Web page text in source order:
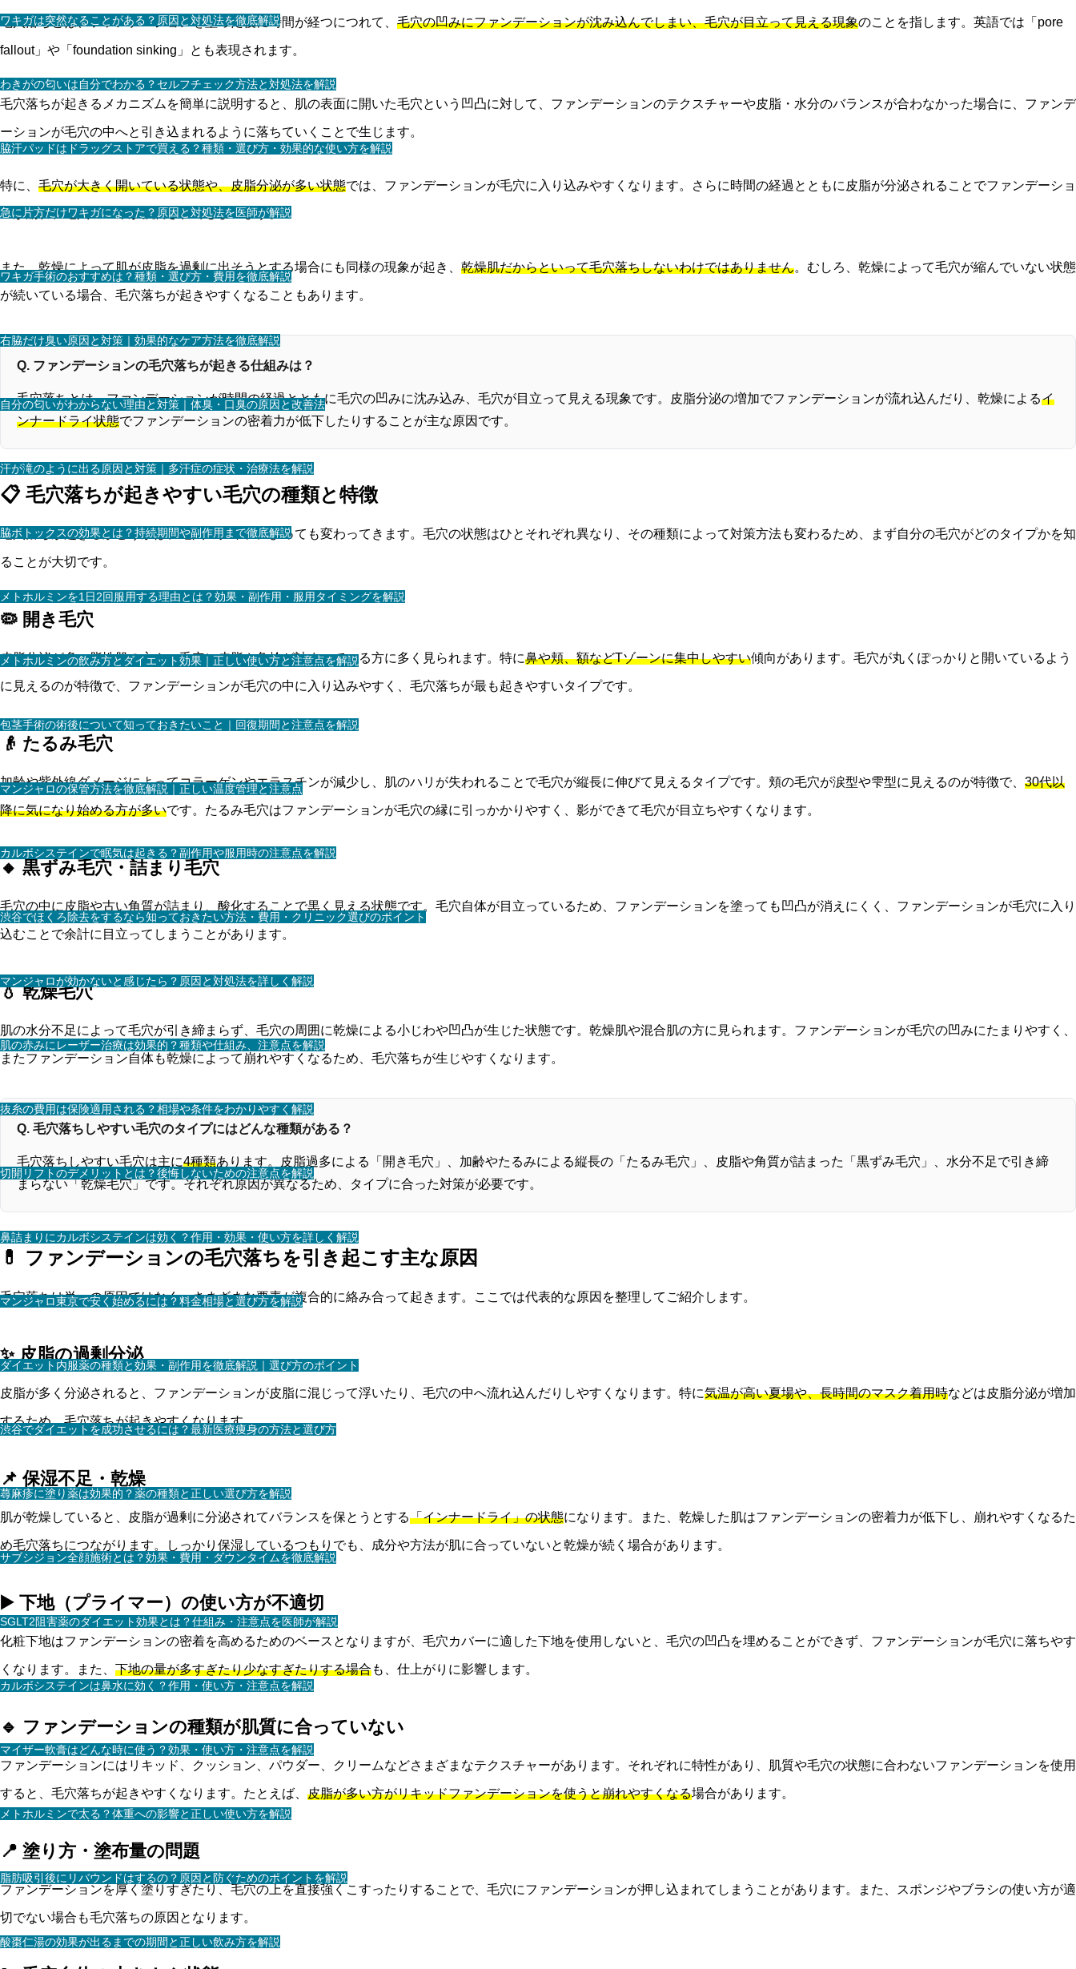
ワキガは突然なることがある？原因と対処法を徹底解説
わきがの匂いは自分でわかる？セルフチェック方法と対処法を解説
脇汗パッドはドラッグストアで買える？種類・選び方・効果的な使い方を解説
急に片方だけワキガになった？原因と対処法を医師が解説
ワキガ手術のおすすめは？種類・選び方・費用を徹底解説
右脇だけ臭い原因と対策｜効果的なケア方法を徹底解説
自分の匂いがわからない理由と対策｜体臭・口臭の原因と改善法
汗が滝のように出る原因と対策｜多汗症の症状・治療法を解説
脇ボトックスの効果とは？持続期間や副作用まで徹底解説
メトホルミンを1日2回服用する理由とは？効果・副作用・服用タイミングを解説
メトホルミンの飲み方とダイエット効果｜正しい使い方と注意点を解説
包茎手術の術後について知っておきたいこと｜回復期間と注意点を解説
マンジャロの保管方法を徹底解説｜正しい温度管理と注意点
カルボシステインで眠気は起きる？副作用や服用時の注意点を解説
渋谷でほくろ除去をするなら知っておきたい方法・費用・クリニック選びのポイント
マンジャロが効かないと感じたら？原因と対処法を詳しく解説
肌の赤みにレーザー治療は効果的？種類や仕組み、注意点を解説
抜糸の費用は保険適用される？相場や条件をわかりやすく解説
切開リフトのデメリットとは？後悔しないための注意点を解説
鼻詰まりにカルボシステインは効く？作用・効果・使い方を詳しく解説
マンジャロ東京で安く始めるには？料金相場と選び方を解説
ダイエット内服薬の種類と効果・副作用を徹底解説｜選び方のポイント
渋谷でダイエットを成功させるには？最新医療痩身の方法と選び方
蕁麻疹に塗り薬は効果的？薬の種類と正しい選び方を解説
サブシジョン全顔施術とは？効果・費用・ダウンタイムを徹底解説
SGLT2阻害薬のダイエット効果とは？仕組み・注意点を医師が解説
カルボシステインは鼻水に効く？作用・使い方・注意点を解説
マイザー軟膏はどんな時に使う？効果・使い方・注意点を解説
メトホルミンで太る？体重への影響と正しい使い方を解説
脂肪吸引後にリバウンドはするの？原因と防ぐためのポイントを解説
酸棗仁湯の効果が出るまでの期間と正しい飲み方を解説
毛穴落ちとは、ファンデーションを塗った後に時間が経つにつれて、 毛穴の凹みにファンデーションが沈み込んでしまい、毛穴が目立って見える現象のことを指します。英語では「pore
fallout」や「foundation sinking」とも表現されます。
毛穴落ちが起きるメカニズムを簡単に説明すると、肌の表面に開いた毛穴という凹凸に対して、ファンデーションのテクスチャーや皮脂・水分のバランスが合わなかった場合に、ファンデ
ーションが毛穴の中へと引き込まれるように落ちていくことで生じます。
特に、 毛穴が大きく開いている状態や、皮脂分泌が多い状態では、ファンデーションが毛穴に入り込みやすくなります。さらに時間の経過とともに皮脂が分泌されることでファンデーショ
ンが崩れ、毛穴の凹みが強調されてしまいます。
また、乾燥によって肌が皮脂を過剰に出そうとする場合にも同様の現象が起き、 乾燥肌だからといって毛穴落ちしないわけではありません。むしろ、乾燥によって毛穴が縮んでいない状態
が続いている場合、毛穴落ちが起きやすくなることもあります。
Q. ファンデーションの毛穴落ちが起きる仕組みは？
毛穴落ちとは、ファンデーションが時間の経過とともに毛穴の凹みに沈み込み、毛穴が目立って見える現象です。皮脂分泌の増加でファンデーションが流れ込んだり、乾燥によるイ
ンナードライ状態でファンデーションの密着力が低下したりすることが主な原因です。
📋 毛穴落ちが起きやすい毛穴の種類と特徴
毛穴落ちが起きるかどうかは、毛穴のタイプによっても変わってきます。毛穴の状態はひとそれぞれ異なり、その種類によって対策方法も変わるため、まず自分の毛穴がどのタイプかを知
ることが大切です。
🦠 開き毛穴
皮脂分泌が多い脂性肌の方や、毛穴に皮脂や角栓が詰まっている方に多く見られます。特に鼻や頬、額などTゾーンに集中しやすい傾向があります。毛穴が丸くぽっかりと開いているよう
に見えるのが特徴で、ファンデーションが毛穴の中に入り込みやすく、毛穴落ちが最も起きやすいタイプです。
👴 たるみ毛穴
加齢や紫外線ダメージによってコラーゲンやエラスチンが減少し、肌のハリが失われることで毛穴が縦長に伸びて見えるタイプです。頬の毛穴が涙型や雫型に見えるのが特徴で、 30代以
降に気になり始める方が多いです。たるみ毛穴はファンデーションが毛穴の縁に引っかかりやすく、影ができて毛穴が目立ちやすくなります。
🔸 黒ずみ毛穴・詰まり毛穴
毛穴の中に皮脂や古い角質が詰まり、酸化することで黒く見える状態です。毛穴自体が目立っているため、ファンデーションを塗っても凹凸が消えにくく、ファンデーションが毛穴に入り
込むことで余計に目立ってしまうことがあります。
💧 乾燥毛穴
肌の水分不足によって毛穴が引き締まらず、毛穴の周囲に乾燥による小じわや凹凸が生じた状態です。乾燥肌や混合肌の方に見られます。ファンデーションが毛穴の凹みにたまりやすく、
またファンデーション自体も乾燥によって崩れやすくなるため、毛穴落ちが生じやすくなります。
Q. 毛穴落ちしやすい毛穴のタイプにはどんな種類がある？
毛穴落ちしやすい毛穴は主に4種類あります。皮脂過多による「開き毛穴」、加齢やたるみによる縦長の「たるみ毛穴」、皮脂や角質が詰まった「黒ずみ毛穴」、水分不足で引き締
まらない「乾燥毛穴」です。それぞれ原因が異なるため、タイプに合った対策が必要です。
💊 ファンデーションの毛穴落ちを引き起こす主な原因
毛穴落ちは単一の原因ではなく、さまざまな要素が複合的に絡み合って起きます。ここでは代表的な原因を整理してご紹介します。
✨ 皮脂の過剰分泌
皮脂が多く分泌されると、ファンデーションが皮脂に混じって浮いたり、毛穴の中へ流れ込んだりしやすくなります。特に気温が高い夏場や、長時間のマスク着用時などは皮脂分泌が増加
するため、毛穴落ちが起きやすくなります。
📌 保湿不足・乾燥
肌が乾燥していると、皮脂が過剰に分泌されてバランスを保とうとする「インナードライ」の状態になります。また、乾燥した肌はファンデーションの密着力が低下し、崩れやすくなるた
め毛穴落ちにつながります。しっかり保湿しているつもりでも、成分や方法が肌に合っていないと乾燥が続く場合があります。
▶️ 下地（プライマー）の使い方が不適切
化粧下地はファンデーションの密着を高めるためのベースとなりますが、毛穴カバーに適した下地を使用しないと、毛穴の凹凸を埋めることができず、ファンデーションが毛穴に落ちやす
くなります。また、 下地の量が多すぎたり少なすぎたりする場合も、仕上がりに影響します。
🔹 ファンデーションの種類が肌質に合っていない
ファンデーションにはリキッド、クッション、パウダー、クリームなどさまざまなテクスチャーがあります。それぞれに特性があり、肌質や毛穴の状態に合わないファンデーションを使用
すると、毛穴落ちが起きやすくなります。たとえば、 皮脂が多い方がリキッドファンデーションを使うと崩れやすくなる場合があります。
📍 塗り方・塗布量の問題
ファンデーションを厚く塗りすぎたり、毛穴の上を直接強くこすったりすることで、毛穴にファンデーションが押し込まれてしまうことがあります。また、スポンジやブラシの使い方が適
切でない場合も毛穴落ちの原因となります。